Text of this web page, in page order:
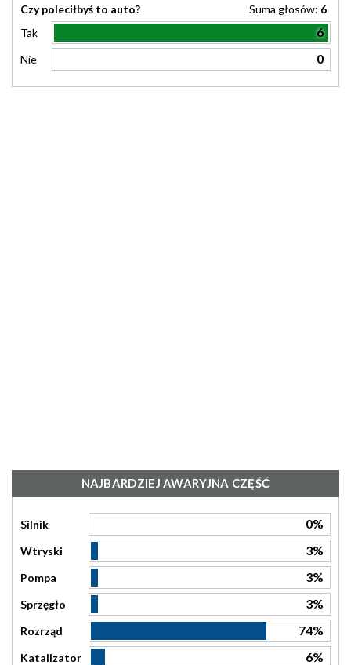
Czy poleciłbyś to auto? Suma głosów: 6
Tak
6
Nie 0
NAJBARDZIEJ AWARYJNA CZĘŚĆ
Silnik 0%
Wtryski 3%
Pompa 3%
Sprzęgło 3%
Rozrząd 74%
Katalizator 6%